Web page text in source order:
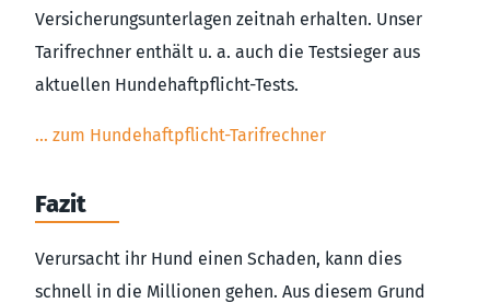
Versicherungsunterlagen zeitnah erhalten. Unser
Tarifrechner enthält u. a. auch die Testsieger aus
aktuellen Hundehaftpflicht-Tests.
… zum Hundehaftpflicht-Tarifrechner
Fazit
Verursacht ihr Hund einen Schaden, kann dies
schnell in die Millionen gehen. Aus diesem Grund